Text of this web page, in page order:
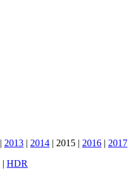
| 2013 | 2014 | 2015 | 2016 | 2017
| HDR